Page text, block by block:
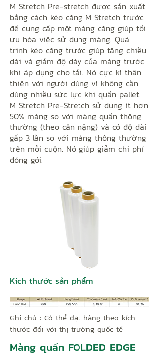
M Stretch Pre-stretch được sản xuất
bằng cách kéo căng M Stretch trước
để cung cấp một màng căng giúp tối
ưu hóa việc sử dụng màng. Quá
trình kéo căng trước giúp tăng chiều
dài và giảm độ dày của màng trước
khi áp dụng cho tải. Nó cực kì thân
thiện với người dùng vì không cần
dùng nhiều sức lực khi quấn pallet.
M Stretch Pre-Stretch sử dụng ít hơn
50% màng so với màng quấn thông
thường (theo cân nặng) và có độ dài
gấp 3 lần so với màng thông thường
trên mỗi cuộn. Nó giúp giảm chi phí
đóng gói.
Kích thước sản phẩm
Ghi chú : Có thể đặt hàng theo kích
thước đối với thị trường quốc tế
Màng quấn FOLDED EDGE